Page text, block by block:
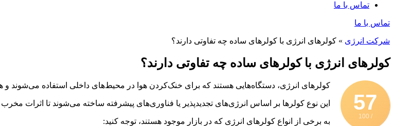
تماس با ما
تماس با ما
شرکت انرژی » کولرهای انرژی با کولرهای ساده چه تفاوتی دارند؟
کولرهای انرژی با کولرهای ساده چه تفاوتی دارند؟
57
/ 100
کولرهای انرژی، دستگاه‌هایی هستند که برای خنک‌کردن هوا در محیط‌های داخلی استفاده می‌شوند
این نوع کولرها بر اساس انرژی‌های تجدیدپذیر یا فناوری‌های پیشرفته ساخته می‌شوند تا
به برخی از انواع کولرهای انرژی که در بازار موجود هستند، توجه کنید: